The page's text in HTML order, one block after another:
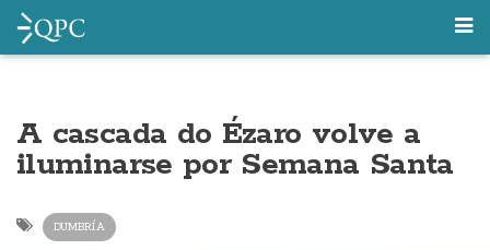
A cascada do Ézaro volve a
iluminarse por Semana Santa
DUMBRÍA